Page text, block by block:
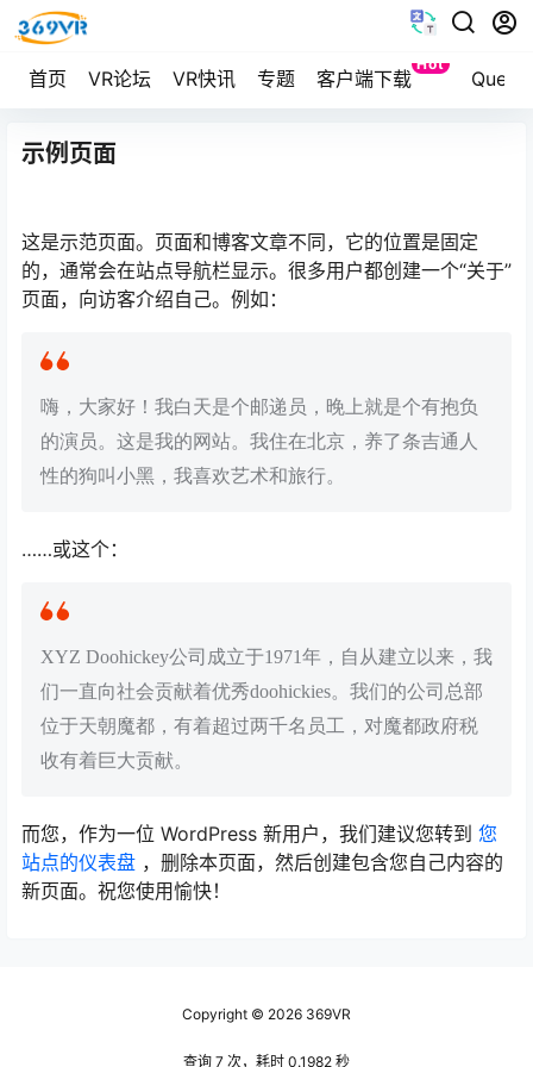
首页 VR论坛 VR快讯 专题 客户端下载
Hot
Quest
示例页面
这是示范页面。页面和博客文章不同，它的位置是固定
的，通常会在站点导航栏显示。很多用户都创建一个“关于”
页面，向访客介绍自己。例如：
嗨，大家好！我白天是个邮递员，晚上就是个有抱负
的演员。这是我的网站。我住在北京，养了条吉通人
性的狗叫小黑，我喜欢艺术和旅行。
……或这个：
XYZ Doohickey公司成立于1971年，自从建立以来，我
们一直向社会贡献着优秀doohickies。我们的公司总部
位于天朝魔都，有着超过两千名员工，对魔都政府税
收有着巨大贡献。
而您，作为一位 WordPress 新用户，我们建议您转到 您
站点的仪表盘 ，删除本页面，然后创建包含您自己内容的
新页面。祝您使用愉快！
Copyright © 2026 369VR
查询 7 次，耗时 0.1982 秒